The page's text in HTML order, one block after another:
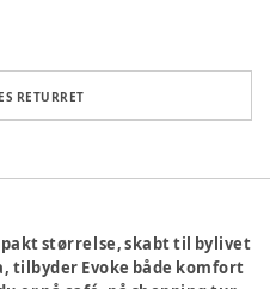
RETURRET
størrelse, skabt til bylivet
tilbyder Evoke både komfort